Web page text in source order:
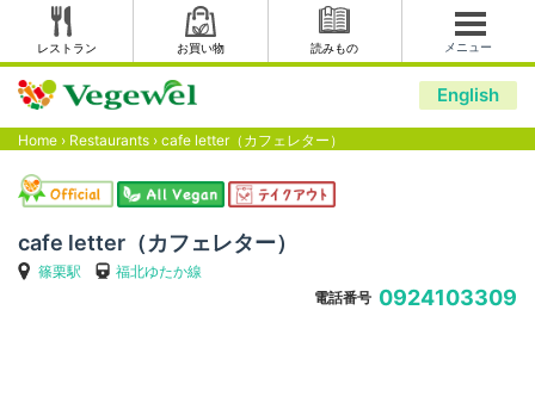
レストラン お買い物 読みもの メニュー
English
Home › Restaurants › cafe letter（カフェレター）
cafe letter（カフェレター）
篠栗駅
福北ゆたか線
電話番号 0924103309